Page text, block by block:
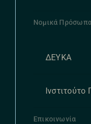
Νομικά
ΔΕΥΚΑ
Επικοινωνία